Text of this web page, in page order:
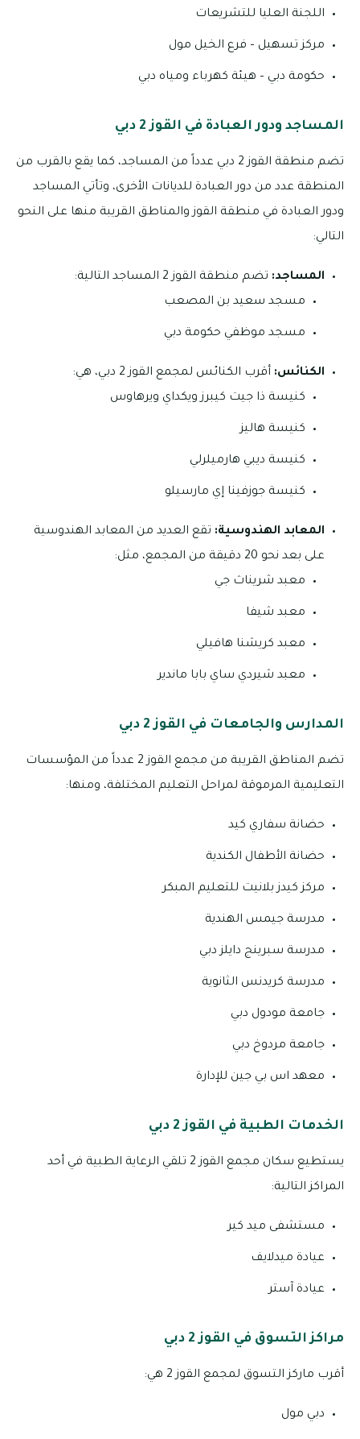
اللجنة العليا للتشريعات
مركز تسهيل – فرع الخيل مول
حكومة دبي – هيئة كهرباء ومياه دبي
المساجد ودور العبادة في القوز 2 دبي
تضم منطقة القوز 2 دبي عدداً من المساجد، كما يقع بالقرب من
المنطقة عدد من دور العبادة للديانات الأخرى، وتأتي المساجد
ودور العبادة في منطقة القوز والمناطق القريبة منها على النحو
التالي:
المساجد: تضم منطقة القوز 2 المساجد التالية:
مسجد سعيد بن المصعب
مسجد موظفي حكومة دبي
الكنائس: أقرب الكنائس لمجمع القوز 2 دبي، هي:
كنيسة ذا جيت كيبرز ويكداي ويرهاوس
كنيسة هاليز
كنيسة ديبي هارميلرلي
كنيسة جوزفينا إي مارسيلو
المعابد الهندوسية: تقع العديد من المعابد الهندوسية
على بعد نحو 20 دقيقة من المجمع، مثل:
معبد شريناث جي
معبد شيفا
معبد كريشنا هافيلي
معبد شيردي ساي بابا ماندير
المدارس والجامعات في القوز 2 دبي
تضم المناطق القريبة من مجمع القوز 2 عدداً من المؤسسات
التعليمية المرموقة لمراحل التعليم المختلفة، ومنها:
حضانة سفاري كيد
حضانة الأطفال الكندية
مركز كيدز بلانيت للتعليم المبكر
مدرسة جيمس الهندية
مدرسة سبرينج دايلز دبي
مدرسة كريدنس الثانوية
جامعة مودول دبي
جامعة مردوخ دبي
معهد اس بي جين للإدارة
الخدمات الطبية في القوز 2 دبي
يستطيع سكان مجمع القوز 2 تلقي الرعاية الطبية في أحد
المراكز التالية:
مستشفى ميد كير
عيادة ميدلايف
عيادة آستر
مراكز التسوق في القوز 2 دبي
أقرب ماركز التسوق لمجمع القوز 2 هي:
دبي مول